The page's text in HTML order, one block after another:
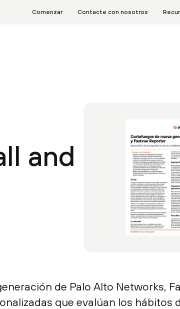
Comenzar Contacte con nosotros
and
de Palo Alto Networks,
que evalúan los hábitos